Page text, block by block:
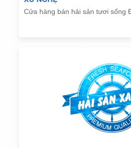
Cửa hàng bán hải sản tươi sống